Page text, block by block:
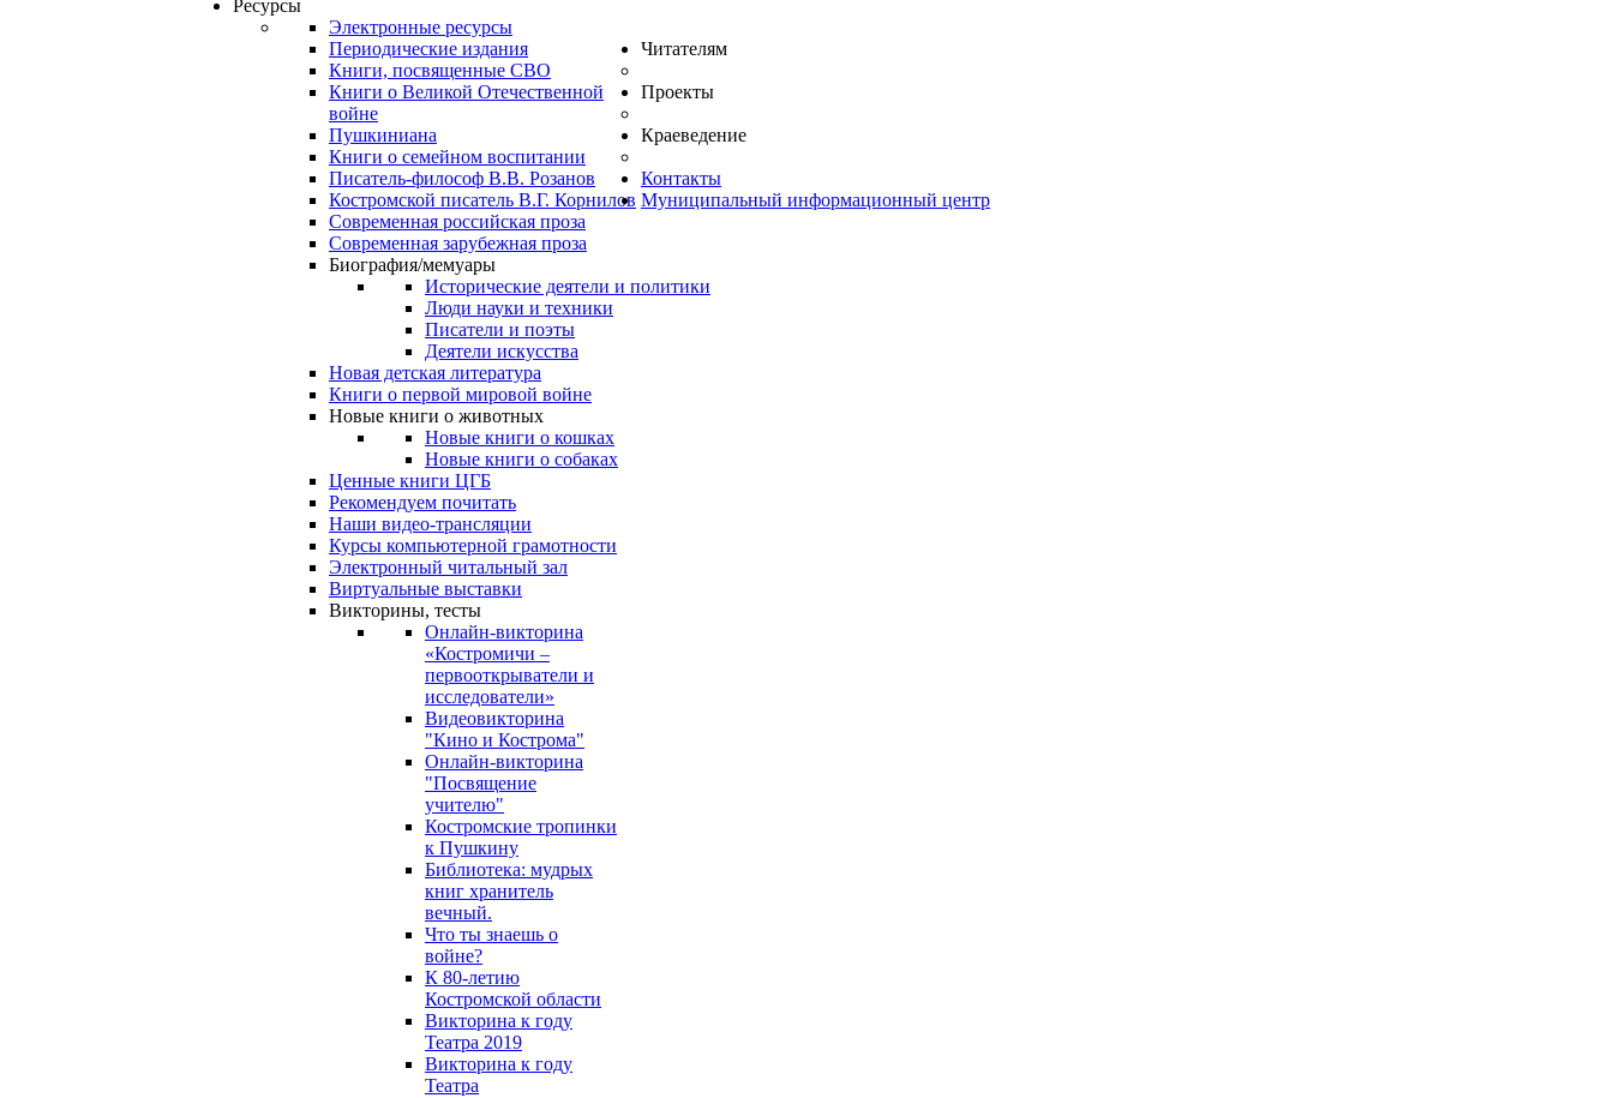
Ресурсы
Электронные ресурсы
Периодические издания
Книги, посвященные СВО
Книги о Великой Отечественной
войне
Пушкиниана
Книги о семейном воспитании
Писатель-философ В.В. Розанов
Костромской писатель В.Г. Корнилов
Современная российская проза
Современная зарубежная проза
Биография/мемуары
Исторические деятели и политики
Люди науки и техники
Писатели и поэты
Деятели искусства
Новая детская литература
Книги о первой мировой войне
Новые книги о животных
Новые книги о кошках
Новые книги о собаках
Ценные книги ЦГБ
Читателям
Рекомендуем почитать
Наши видео-трансляции
Курсы компьютерной грамотности
Электронный читальный зал
Виртуальные выставки
Викторины, тесты
Онлайн-викторина
«Костромичи –
первооткрыватели и
исследователи»
Видеовикторина
"Кино и Кострома"
Онлайн-викторина
"Посвящение
учителю"
Костромские тропинки
к Пушкину
Библиотека: мудрых
книг хранитель
вечный.
Что ты знаешь о
войне?
К 80-летию
Костромской области
Викторина к году
Театра 2019
Викторина к году
Театра
Проекты
Краеведение
Контакты
Муниципальный информационный центр